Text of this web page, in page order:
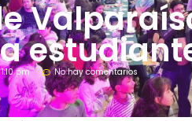
1:10 pm No hay comentarios